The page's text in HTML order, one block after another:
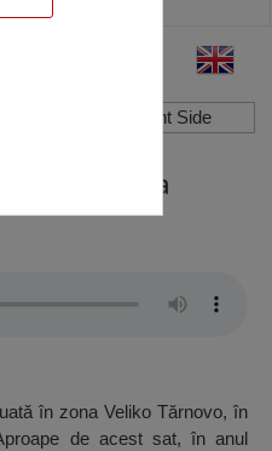
Show/Hide Right Side
Hotnitsa
în zona Veliko Tărnovo, în
de acest sat, în anul